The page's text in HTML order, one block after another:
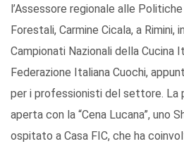
l’Assessore regionale alle
Forestali, Carmine Cicala, a Rimini,
Campionati Nazionali della Cucina
Federazione Italiana Cuochi,
per i professionisti del settore. La
aperta con la “Cena Lucana”, uno
ospitato a Casa FIC, che ha